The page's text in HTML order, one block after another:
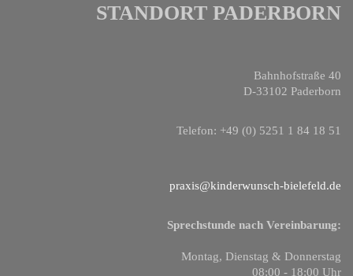
STANDORT PADERBORN
Bahnhofstraße 40
D-33102 Paderborn
Telefon: +49 (0) 5251 1 84 18 51
praxis@kinderwunsch-bielefeld.de
Sprechstunde nach Vereinbarung:
Montag, Dienstag & Donnerstag
08:00 - 18:00 Uhr